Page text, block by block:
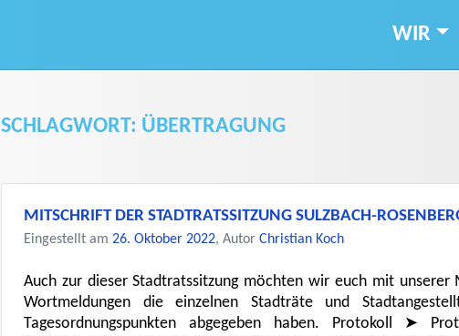
WIR
SCHLAGWORT: ÜBERTRAGUNG
MITSCHRIFT DER STADTRATSSITZUNG SULZBACH-
Eingestellt am 26. Oktober 2022, Autor Christian Koch
Auch zur dieser Stadtratssitzung möchten wir euch mit unserer
Wortmeldungen die einzelnen Stadträte und
Tagesordnungspunkten abgegeben haben. Protokoll ➤